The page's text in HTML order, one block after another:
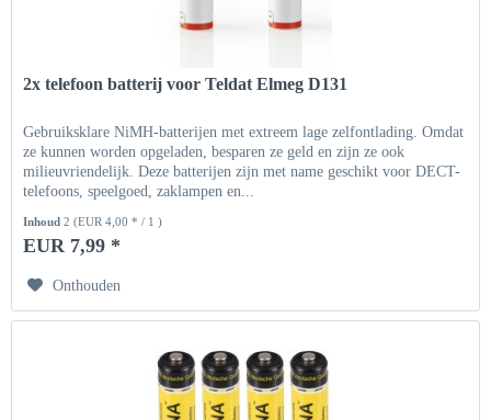
2x telefoon batterij voor Teldat Elmeg D131
Gebruiksklare NiMH-batterijen met extreem lage zelfontlading. Omdat
ze kunnen worden opgeladen, besparen ze geld en zijn ze ook
milieuvriendelijk. Deze batterijen zijn met name geschikt voor DECT-
telefoons, speelgoed, zaklampen en...
Inhoud2(EUR 4,00 * / 1 )
EUR 7,99 *
Onthouden